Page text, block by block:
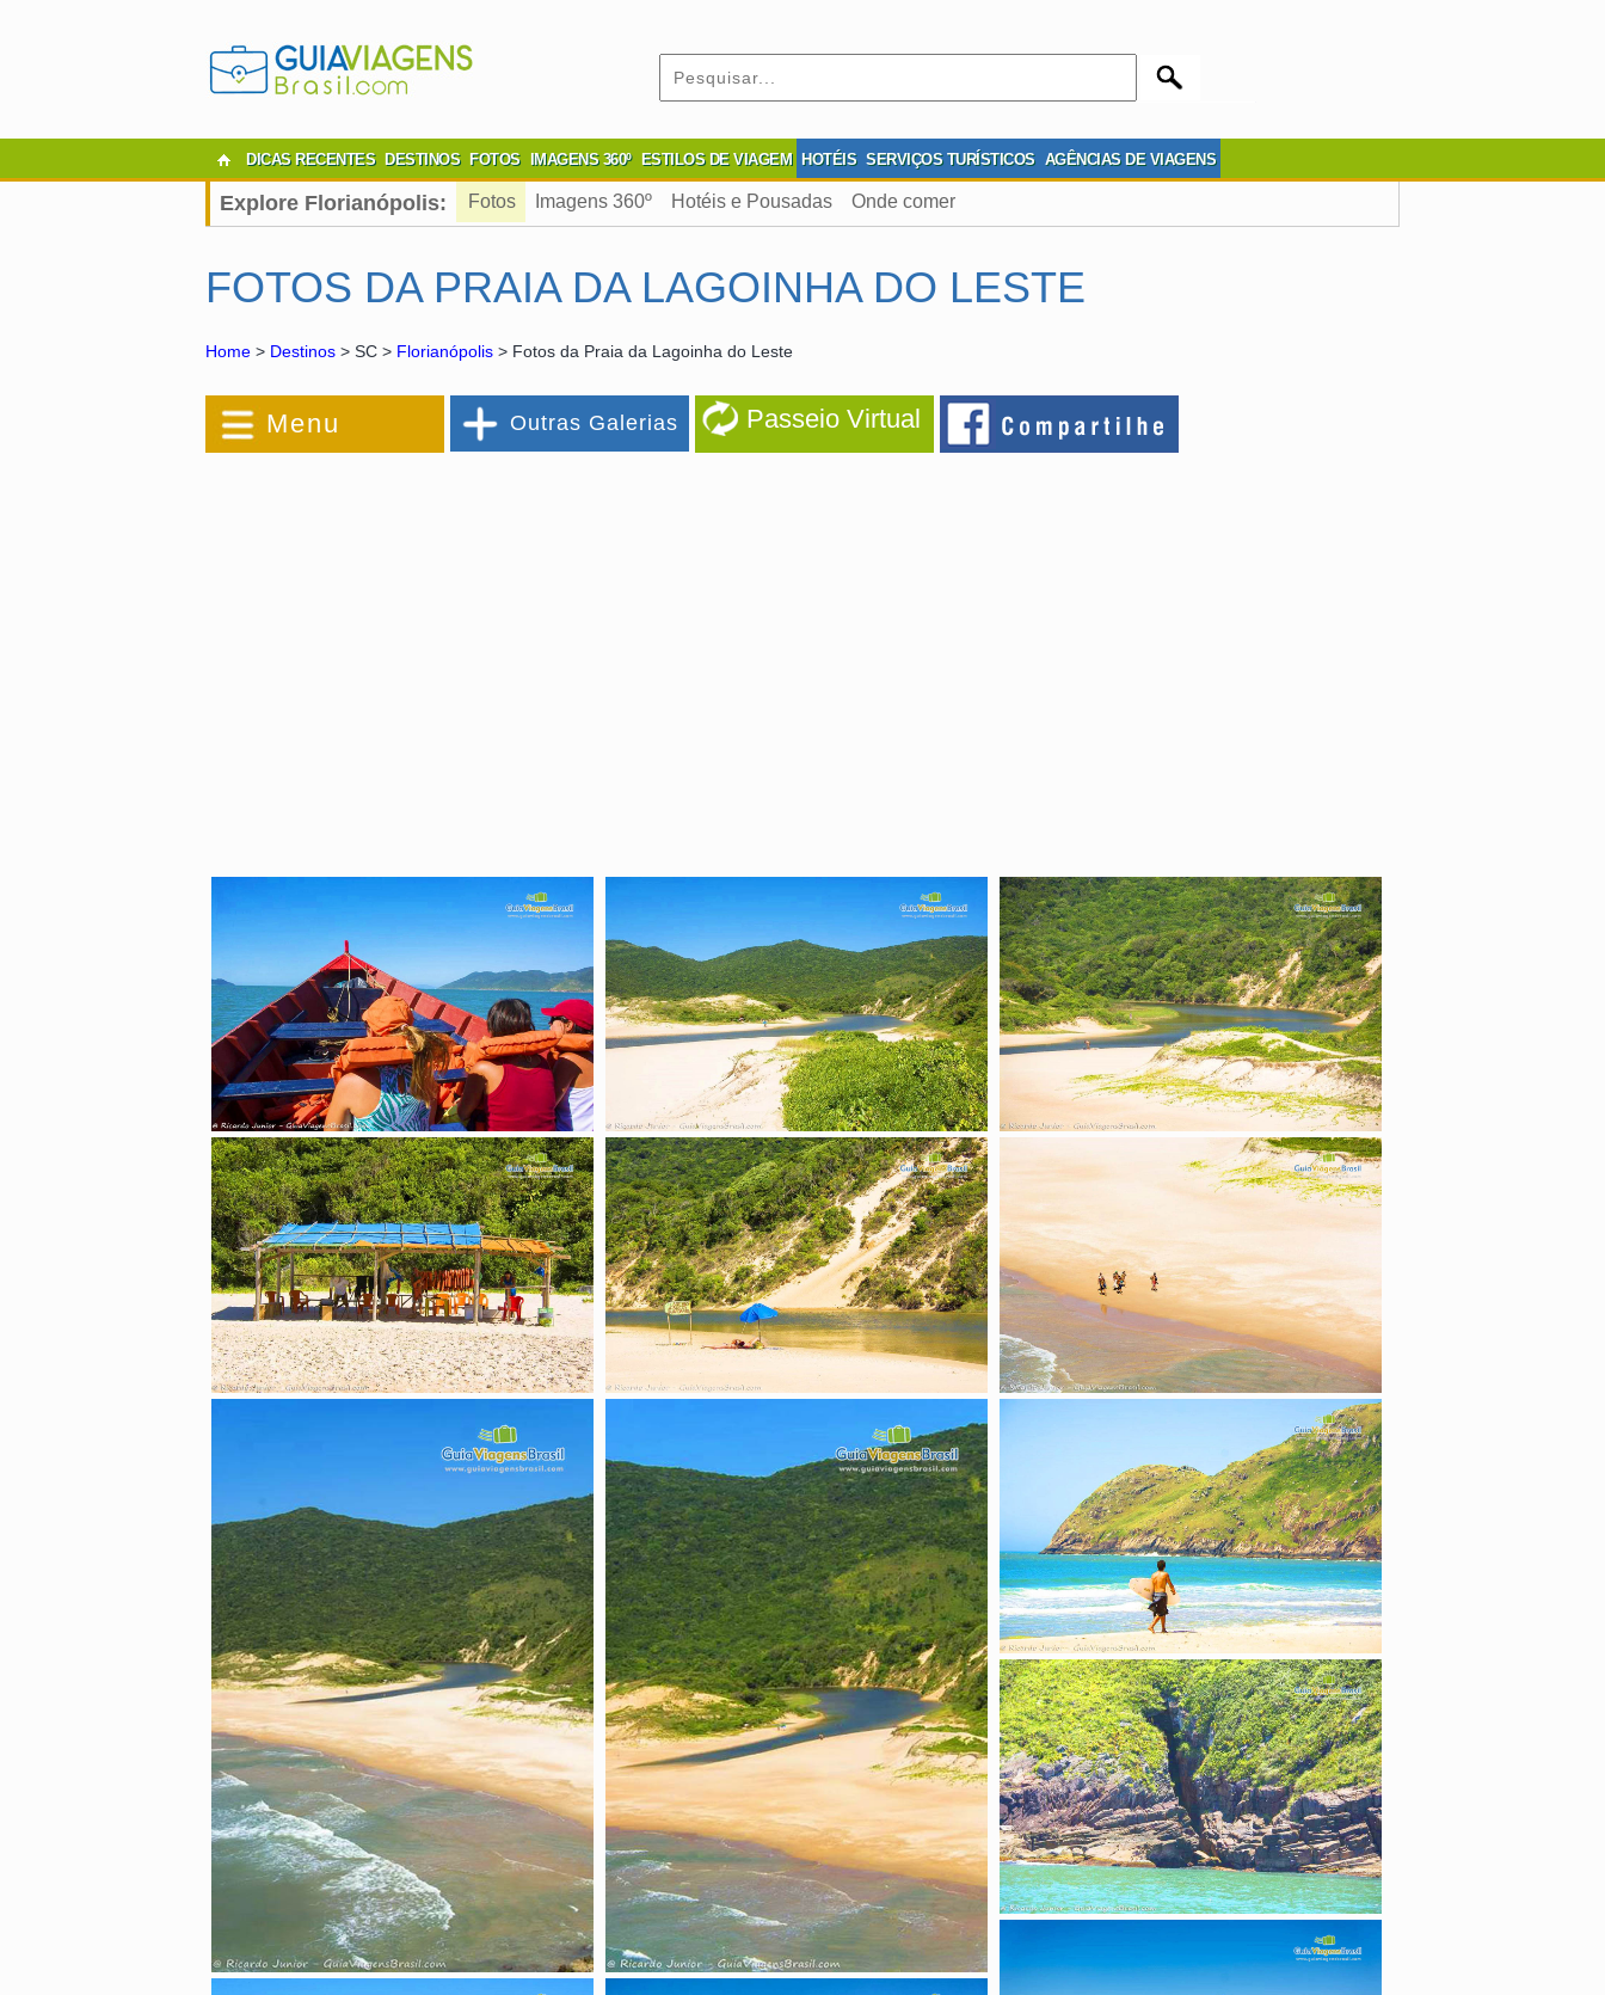
DICAS RECENTES DESTINOS FOTOS IMAGENS 360º ESTILOS DE VIAGEM HOTÉIS SERVIÇOS TURÍSTICOS AGÊNCIAS DE VIAGENS
Explore Florianópolis: Fotos Imagens 360º Hotéis e Pousadas Onde comer
FOTOS DA PRAIA DA LAGOINHA DO LESTE
Home > Destinos > SC > Florianópolis > Fotos da Praia da Lagoinha do Leste
Menu Outras Galerias Passeio Virtual